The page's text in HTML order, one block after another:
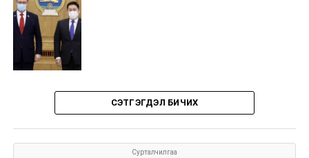
СЭТГЭГДЭЛ БИЧИХ
Сурталчилгаа